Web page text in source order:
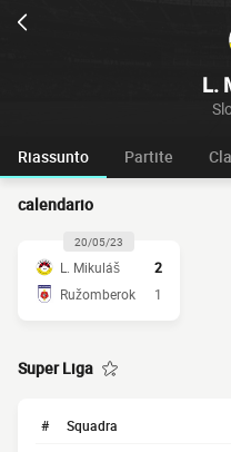
L.
Riassunto Partite
calendario
20/05/23
L. Mikuláš
2
Ružomberok
1
Super Liga
# Squadra